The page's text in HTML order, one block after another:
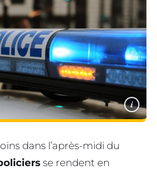
i
dans l’après-midi du
se rendent en